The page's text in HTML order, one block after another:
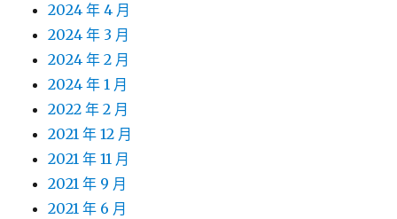
2024 年 4 月
2024 年 3 月
2024 年 2 月
2024 年 1 月
2022 年 2 月
2021 年 12 月
2021 年 11 月
2021 年 9 月
2021 年 6 月